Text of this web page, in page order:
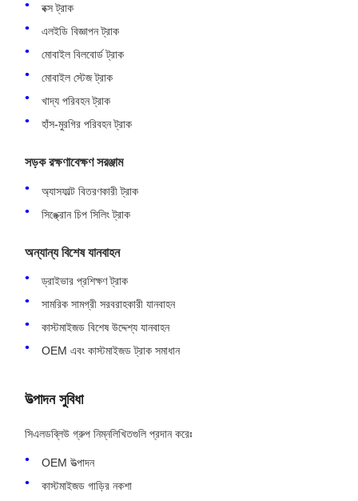
বক্স ট্রাক
এলইডি বিজ্ঞাপন ট্রাক
মোবাইল বিলবোর্ড ট্রাক
মোবাইল স্টেজ ট্রাক
খাদ্য পরিবহন ট্রাক
হাঁস-মুরগির পরিবহন ট্রাক
সড়ক রক্ষণাবেক্ষণ সরঞ্জাম
অ্যাসফাল্ট বিতরণকারী ট্রাক
সিঙ্ক্রোন চিপ সিলিং ট্রাক
অন্যান্য বিশেষ যানবাহন
ড্রাইভার প্রশিক্ষণ ট্রাক
সামরিক সামগ্রী সরবরাহকারী যানবাহন
কাস্টমাইজড বিশেষ উদ্দেশ্য যানবাহন
OEM এবং কাস্টমাইজড ট্রাক সমাধান
উত্পাদন সুবিধা
সিএলডব্লিউ গ্রুপ নিম্নলিখিতগুলি প্রদান করেঃ
OEM উত্পাদন
কাস্টমাইজড গাড়ির নকশা